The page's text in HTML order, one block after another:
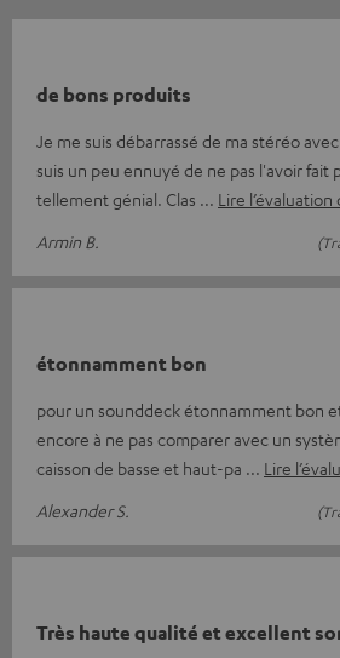
de bons produits
Je me suis débarrassé de ma stéréo
suis un peu ennuyé de ne pas l'avoir fait
tellement génial. Clas
Lire
Armin B.
étonnamment bon
pour un sounddeck étonnamment bon
encore à ne pas comparer avec un
caisson de basse et haut-pa
Lire
Alexander S.
Très haute qualité et excellent